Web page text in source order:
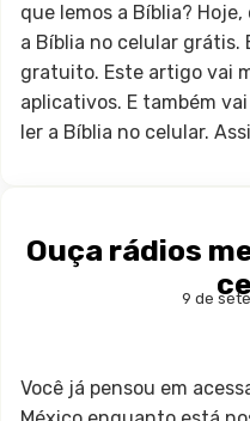
que lemos a Bíblia?
a Bíblia no celular grátis.
gratuito. Este artigo vai
aplicativos. E também
ler a Bíblia no celular.
Ouça rádios
9 de
Você já pensou em